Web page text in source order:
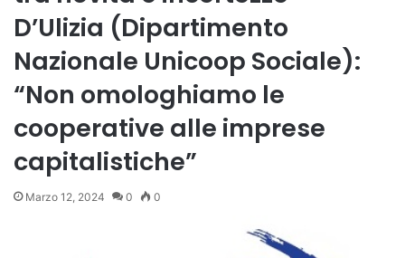
D’Ulizia (Dipartimento
Nazionale Unicoop Sociale):
“Non omologhiamo le
cooperative alle imprese
capitalistiche”
Marzo 12, 2024 0 0